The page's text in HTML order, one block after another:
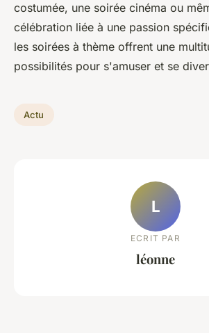
costumée, une soirée cinéma ou
célébration liée à une passion
les soirées à thème offrent une
possibilités pour s'amuser et se
Actu
L
ECRIT PAR
léonne